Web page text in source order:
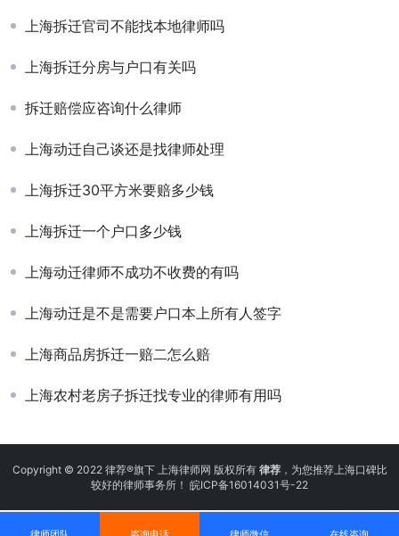
上海拆迁官司不能找本地律师吗
上海拆迁分房与户口有关吗
拆迁赔偿应咨询什么律师
上海动迁自己谈还是找律师处理
上海拆迁30平方米要赔多少钱
上海拆迁一个户口多少钱
上海动迁律师不成功不收费的有吗
上海动迁是不是需要户口本上所有人签字
上海商品房拆迁一赔二怎么赔
上海农村老房子拆迁找专业的律师有用吗
Copyright © 2022 律荐®旗下 上海律师网 版权所有 律荐，为您推荐上海口碑比
较好的律师事务所！ 皖ICP备16014031号-22